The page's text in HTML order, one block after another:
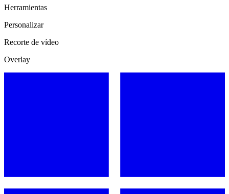
Herramientas
Personalizar
Recorte de vídeo
Overlay